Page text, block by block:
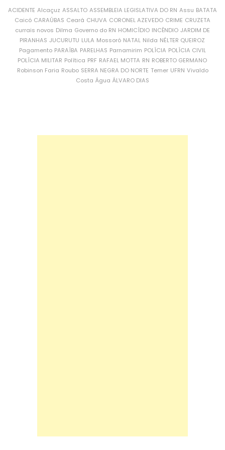
ACIDENTE Alcaçuz ASSALTO ASSEMBLEIA LEGISLATIVA DO RN Assu BATATA
Caicó CARAÚBAS Ceará CHUVA CORONEL AZEVEDO CRIME CRUZETA
currais novos Dilma Governo do RN HOMICÍDIO INCÊNDIO JARDIM DE
PIRANHAS JUCURUTU LULA Mossoró NATAL Nilda NÉLTER QUEIROZ
Pagamento PARAÍBA PARELHAS Parnamirim POLÍCIA POLÍCIA CIVIL
POLÍCIA MILITAR Política PRF RAFAEL MOTTA RN ROBERTO GERMANO
Robinson Faria Roubo SERRA NEGRA DO NORTE Temer UFRN Vivaldo
Costa Água ÁLVARO DIAS